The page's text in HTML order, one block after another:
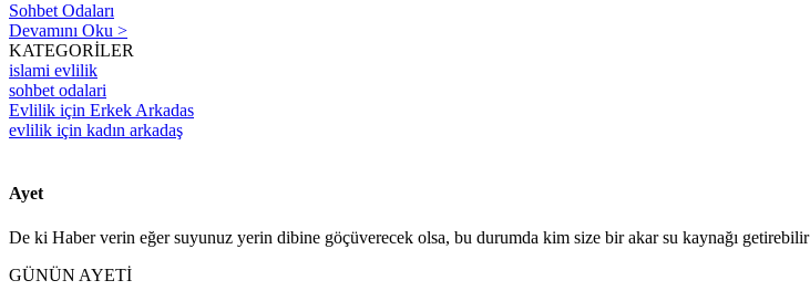
Sohbet Odaları
Devamını Oku >
KATEGORİLER
islami evlilik
sohbet odalari
Evlilik için Erkek Arkadas
evlilik için kadın arkadaş
Ayet
De ki Haber verin eğer suyunuz yerin dibine göçüverecek olsa, bu durumda kim size bir akar su kaynağı getirebilir
GÜNÜN AYETİ